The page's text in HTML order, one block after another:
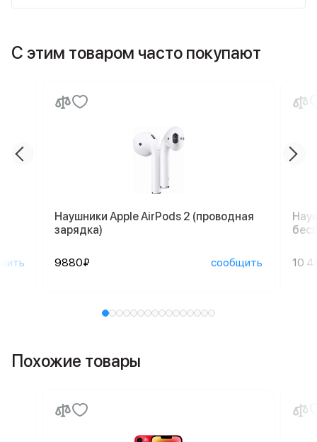
С этим товаром часто покупают
Наушники Apple AirPods 2 (проводная
зарядка)
9880₽ сообщить 10
Похожие товары